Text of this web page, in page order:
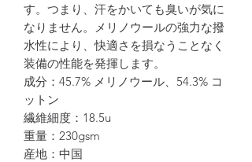
す。つまり、汗をかいても臭いが気に
なりません。メリノウールの強力な撥
水性により、快適さを損なうことなく
装備の性能を発揮します。
成分：45.7% メリノウール、54.3% コ
ットン
繊維細度：18.5u
重量：230gsm
産地：中国